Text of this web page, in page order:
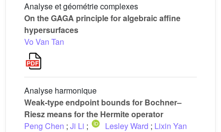
Analyse et géométrie complexes
On the GAGA principle for algebraic affine
hypersurfaces
Vo Van Tan
Analyse harmonique
Weak-type endpoint bounds for Bochner–
Riesz means for the Hermite operator
Peng Chen ; Ji Li ; Lesley Ward ; Lixin Yan